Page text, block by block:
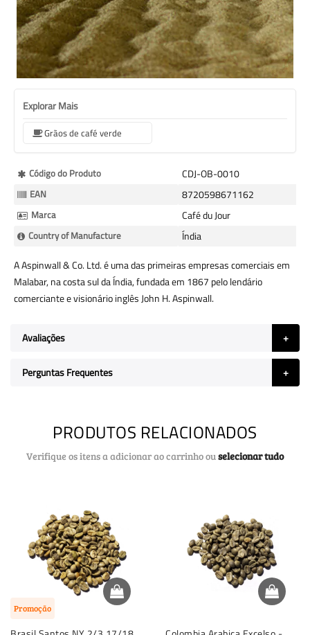
Explorar Mais
Grãos de café verde
Mais
informação
Código do Produto CDJ-OB-0010
EAN 8720598671162
Marca Café du Jour
Country of Manufacture
Índia
A Aspinwall & Co. Ltd. é uma das primeiras empresas comerciais em
Malabar, na costa sul da Índia, fundada em 1867 pelo lendário
comerciante e visionário inglês John H. Aspinwall.
Avaliações
Perguntas Frequentes
PRODUTOS RELACIONADOS
Verifique os itens a adicionar ao carrinho ouselecionar tudo
Promoção